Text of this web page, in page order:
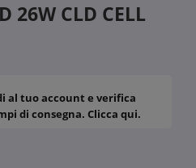
26W CLD CELL
al tuo account e verifica
di consegna. Clicca qui.